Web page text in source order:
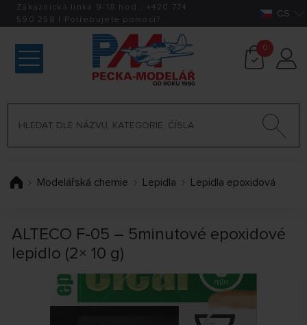
Zákaznická linka 9-18 hod.: +420 774
590 258 | Potřebujete pomoci? CS
0
Modelářská chemie Lepidla Lepidla epoxidová
ALTECO F-05 – 5minutové epoxidové
lepidlo (2× 10 g)